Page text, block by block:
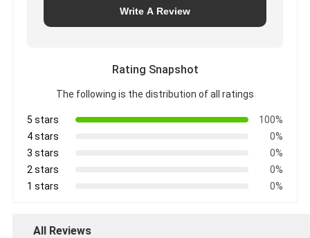
Write A Review
Rating Snapshot
The following is the distribution of all ratings
5 stars
100%
4 stars
0%
3 stars
0%
2 stars
0%
1 stars
0%
All Reviews